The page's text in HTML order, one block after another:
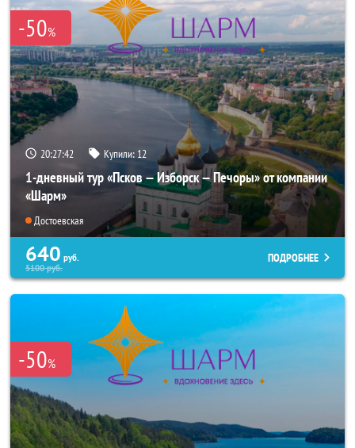
-50%
20:27:40 Купили: 12
1-дневный тур «Псков — Изборск — Печоры» от компании
«Шарм»
Достоевская
640 руб.
5100руб.
ПОДРОБНЕЕ
-50%